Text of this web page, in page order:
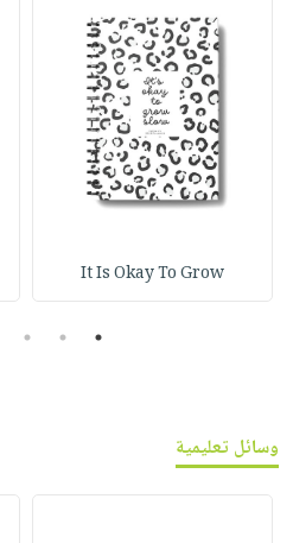
It Is Okay To Grow
1
2
3
وسائل تعليمية